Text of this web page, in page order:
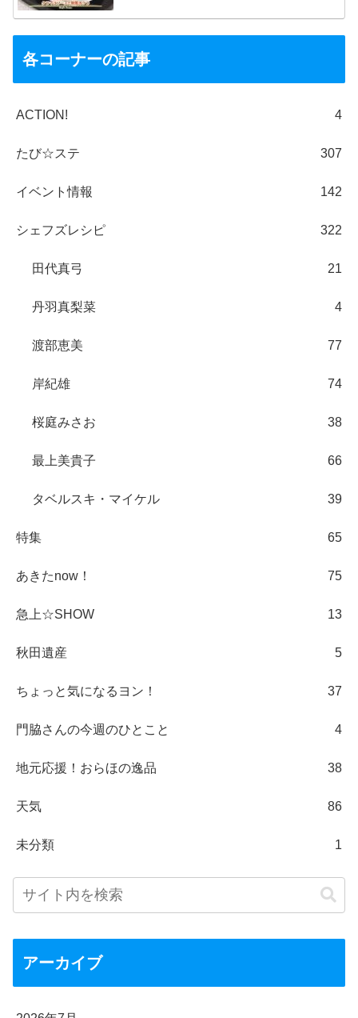
各コーナーの記事
ACTION! 4
たび☆ステ 307
イベント情報 142
シェフズレシピ 322
田代真弓 21
丹羽真梨菜 4
渡部恵美 77
岸紀雄 74
桜庭みさお 38
最上美貴子 66
タベルスキ・マイケル 39
特集 65
あきたnow！ 75
急上☆SHOW 13
秋田遺産 5
ちょっと気になるヨン！ 37
門脇さんの今週のひとこと 4
地元応援！おらほの逸品 38
天気 86
未分類 1
アーカイブ